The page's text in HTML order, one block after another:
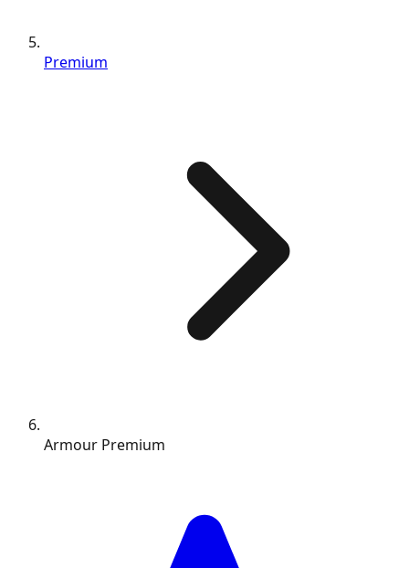
Premium
Armour Premium